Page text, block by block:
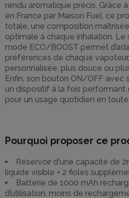
rendu aromatique précis. Grâce
en France par Maison Fuel, ce
totale, une composition
optimale à chaque inhalation.
mode ECO/BOOST permet
préférences de chaque
personnalisée, plus douce ou
Enfin, son bouton ON/OFF
un dispositif à la fois performant
pour un usage quotidien en
Pourquoi proposer ce
Réservoir d'une capacité de
liquide visible + 2 fioles
Batterie de 1000 mAh
d’utilisation, moins de